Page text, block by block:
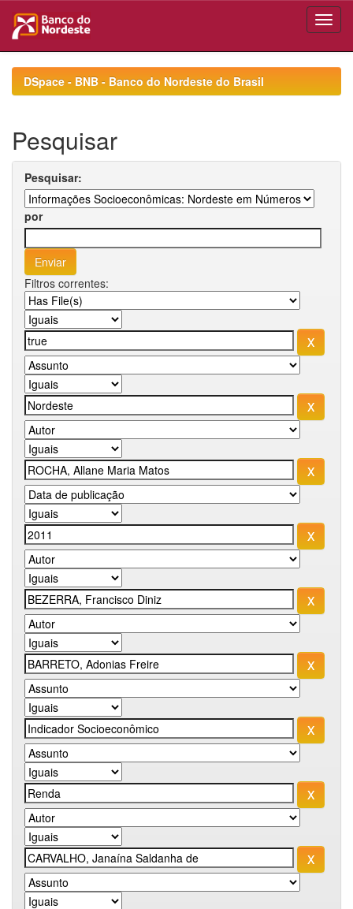
navigationDSpace - BNB - Banco do Nordeste do Brasil
Pesquisar
Pesquisar:
por
Filtros correntes: